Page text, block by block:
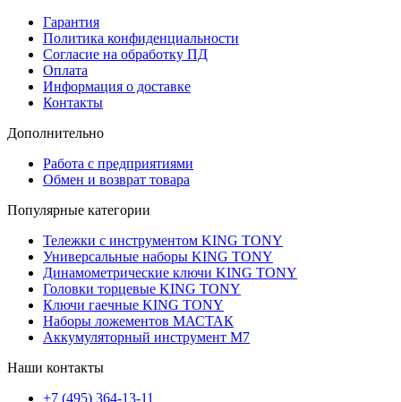
Гарантия
Политика конфиденциальности
Согласие на обработку ПД
Оплата
Информация о доставке
Контакты
Дополнительно
Работа с предприятиями
Обмен и возврат товара
Популярные категории
Тележки с инструментом KING TONY
Универсальные наборы KING TONY
Динамометрические ключи KING TONY
Головки торцевые KING TONY
Ключи гаечные KING TONY
Наборы ложементов МАСТАК
Аккумуляторный инструмент M7
Наши контакты
+7 (495) 364-13-11